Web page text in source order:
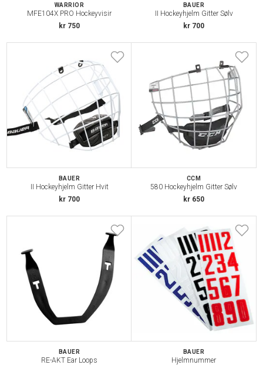
WARRIOR
MFE104X PRO Hockeyvisir
kr 750
BAUER
II Hockeyhjelm Gitter Sølv
kr 700
BAUER
II Hockeyhjelm Gitter Hvit
kr 700
CCM
580 Hockeyhjelm Gitter Sølv
kr 650
BAUER
RE-AKT Ear Loops
BAUER
Hjelmnummer